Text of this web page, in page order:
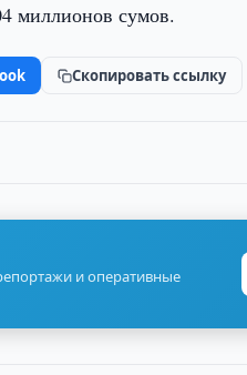
миллионов сумов.
Скопировать ссылку
и оперативные